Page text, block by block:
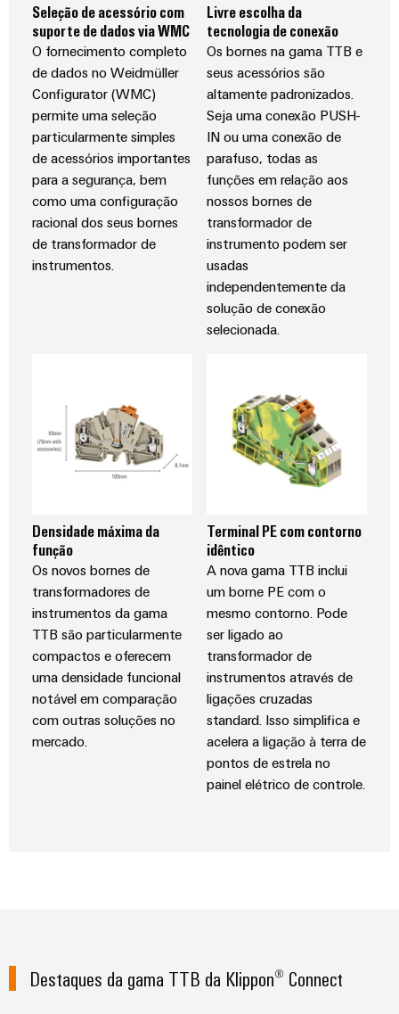
Soluções
para
indústria
de
tratamento
de
água
e
resíduos
Réguas
de
terminais
montadas
Caixas
modificadas
e
equipadas
Conjuntos
de
Inovações de
produtos
Conectividade
prática para o
seu setor.
inovações de
Seleção de acessório com
suporte de dados via WMC
O fornecimento completo
de dados no Weidmüller
Configurator (WMC)
permite uma seleção
particularmente simples
de acessórios importantes
para a segurança, bem
como uma configuração
racional dos seus bornes
de transformador de
instrumentos.
Livre escolha da
tecnologia de conexão
Os bornes na gama TTB e
seus acessórios são
altamente padronizados.
Seja uma conexão PUSH-
IN ou uma conexão de
parafuso, todas as
funções em relação aos
nossos bornes de
transformador de
instrumento podem ser
usadas
independentemente da
solução de conexão
selecionada.
Densidade máxima da
função
Os novos bornes de
transformadores de
instrumentos da gama
TTB são particularmente
compactos e oferecem
uma densidade funcional
notável em comparação
com outras soluções no
mercado.
Terminal PE com contorno
idêntico
A nova gama TTB inclui
um borne PE com o
mesmo contorno. Pode
ser ligado ao
transformador de
instrumentos através de
ligações cruzadas
standard. Isso simplifica e
acelera a ligação à terra de
pontos de estrela no
painel elétrico de controle.
Destaques da gama TTB da Klippon® Connect